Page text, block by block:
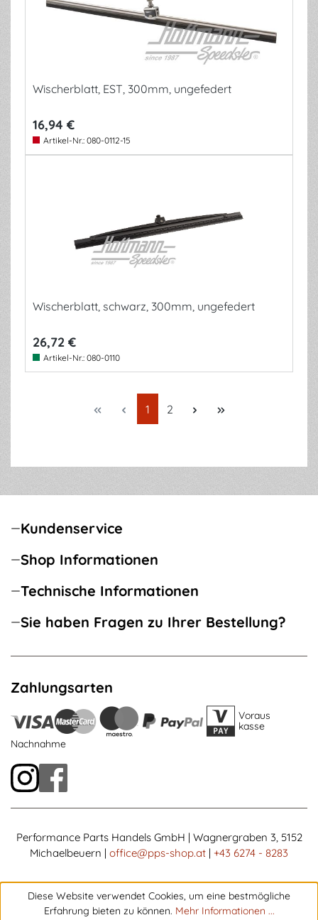
Wischerblatt, EST, 300mm, ungefedert
16,94 €
Artikel-Nr.: 080-0112-15
Wischerblatt, schwarz, 300mm, ungefedert
26,72 €
Artikel-Nr.: 080-0110
Seite
1 Seite
2
Kundenservice
Shop Informationen
Technische Informationen
Sie haben Fragen zu Ihrer Bestellung?
Zahlungsarten
Voraus
kasse
Nachnahme
Performance Parts Handels GmbH | Wagnergraben 3, 5152
Michaelbeuern | office@pps-shop.at | +43 6274 - 8283
Diese Website verwendet Cookies, um eine bestmögliche
Erfahrung bieten zu können. Mehr Informationen ...